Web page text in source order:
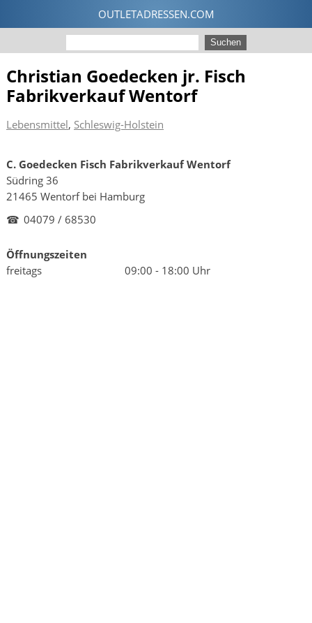
Christian Goedecken jr. Fisch
Fabrikverkauf Wentorf
Lebensmittel, Schleswig-Holstein
C. Goedecken Fisch Fabrikverkauf Wentorf
Südring 36
21465 Wentorf bei Hamburg
☎ 04079 / 68530
Öffnungszeiten
freitags
09:00 - 18:00 Uhr